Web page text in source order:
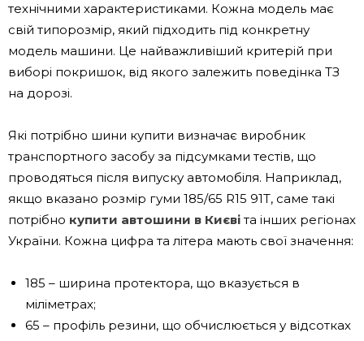
технічними характеристиками. Кожна модель має
свій типорозмір, який підходить під конкретну
модель машини. Це найважливіший критерій при
виборі покришок, від якого залежить поведінка ТЗ
на дорозі.
Які потрібно шини купити визначає виробник
транспортного засобу за підсумками тестів, що
проводяться після випуску автомобіля. Наприклад,
якщо вказано розмір гуми 185/65 R15 91T, саме такі
потрібно купити автошини в Києвіта інших регіонах
України. Кожна цифра та літера мають свої значення:
185 – ширина протектора, що вказується в
міліметрах;
65 – профіль резини, що обчислюється у відсотках